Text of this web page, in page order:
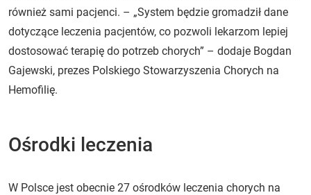
również sami pacjenci. – „System będzie gromadził dane
dotyczące leczenia pacjentów, co pozwoli lekarzom lepiej
dostosować terapię do potrzeb chorych” – dodaje Bogdan
Gajewski, prezes Polskiego Stowarzyszenia Chorych na
Hemofilię.
Ośrodki leczenia
W Polsce jest obecnie 27 ośrodków leczenia chorych na